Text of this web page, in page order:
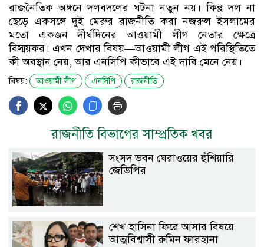
রাজনৈতিক অঙ্গনে দলবদলের ঘটনা নতুন নয়। কিন্তু দল না
ছেড়ে একসঙ্গে দুই মেরুর রাজনীতি করা নজরুল ইসলামের
মতো একজন দীর্ঘদিনের আওয়ামী লীগ নেতার ক্ষেত্রে
বিস্ময়কর। এখন দেখার বিষয়—আওয়ামী লীগ এই পরিস্থিতিতে
কী অবস্থান নেয়, আর এনসিপি কীভাবে এই দাবি মেনে নেয়।
বিষয়: আওয়ামী লীগ এনসিপি রাজনীতি
রাজনীতি বিভাগের সাম্প্রতিক খবর
সংসদ ভবন ঘেরাওয়ের হুঁশিয়ারি
জেডিপির
শেখ হাসিনা ফিরে আসার বিষয়ে
আত্মবিশ্বাসী রুমিন ফারহানা